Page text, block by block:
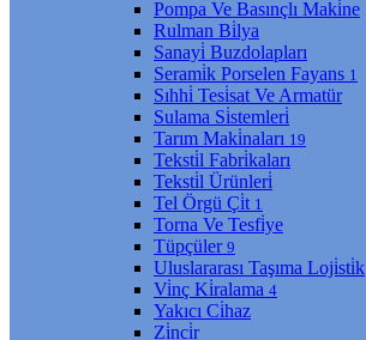
Pompa Ve Basınçlı Maki̇ne
Rulman Bi̇lya
Sanayi̇ Buzdolapları
Serami̇k Porselen Fayans 1
Sıhhi̇ Tesi̇sat Ve Armatür
Sulama Si̇stemleri̇
Tarım Maki̇naları 19
Teksti̇l Fabri̇kaları
Teksti̇l Ürünleri̇
Tel Örgü Çi̇t 1
Torna Ve Tesfi̇ye
Tüpçüler 9
Uluslararası Taşıma Loji̇sti̇k
Vi̇nç Ki̇ralama 4
Yakıcı Ci̇haz
Zi̇nci̇r